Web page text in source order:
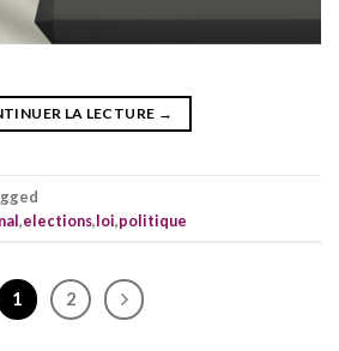
LA LECTURE →
,elections,loi,politique
1 2